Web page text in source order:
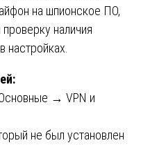
на шпионское ПО,
наличия
настройках.
→ VPN и
не был установлен